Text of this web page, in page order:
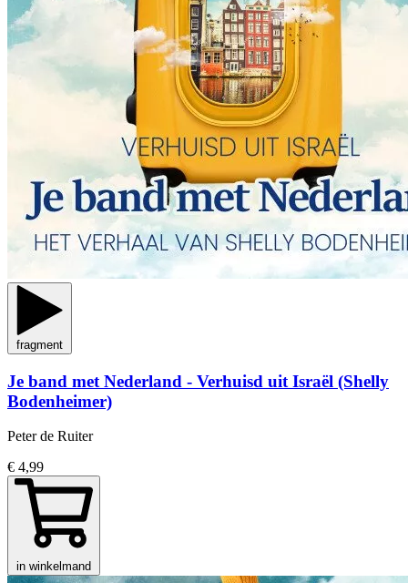
fragment
Je band met Nederland - Verhuisd uit Israël (Shelly
Bodenheimer)
Peter de Ruiter
€ 4,99
in winkelmand